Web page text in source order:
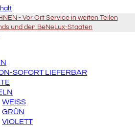
- Vor Ort Service in weiten Teilen
und den BeNeLux-Staaten
SOFORT LIEFERBAR
WEISS
GRÜN
VIOLETT